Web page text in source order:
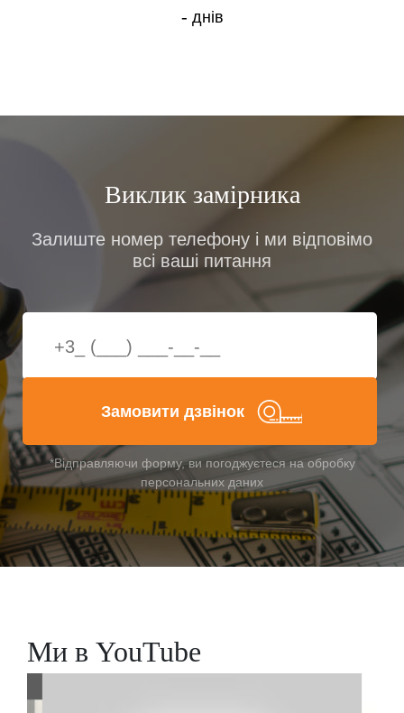
- днів
Виклик замірника
Залиште номер телефону і ми відповімо
всі ваші питання
Замовити дзвінок
*Відправляючи форму, ви погоджуєтеся на обробку
персональних даних
Ми в YouTube